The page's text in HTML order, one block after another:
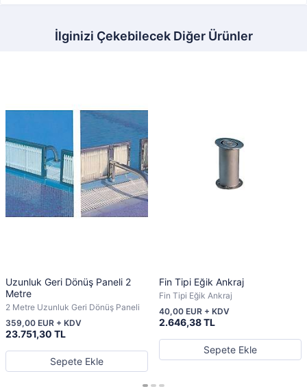
İlginizi Çekebilecek Diğer Ürünler
Uzunluk Geri Dönüş Paneli 2
Metre
2 Metre Uzunluk Geri Dönüş Paneli
23.751,30 TL
359,00 EUR + KDV
Sepete Ekle
Fin Tipi Eğik Ankraj
Fin Tipi Eğik Ankraj
2.646,38 TL
40,00 EUR + KDV
Sepete Ekle